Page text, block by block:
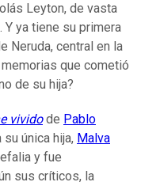
Leyton, de vasta
ya tiene su primera
Neruda, central en la
que cometió
de su hija?
vividode Pablo
única hija, Malva
y fue
sus críticos, la